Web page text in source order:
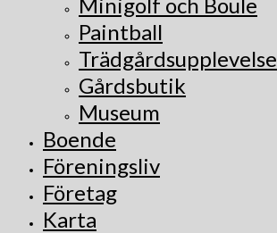
Paintball
Trädgårdsupplevelse
Gårdsbutik
Museum
Boende
Föreningsliv
Företag
Karta